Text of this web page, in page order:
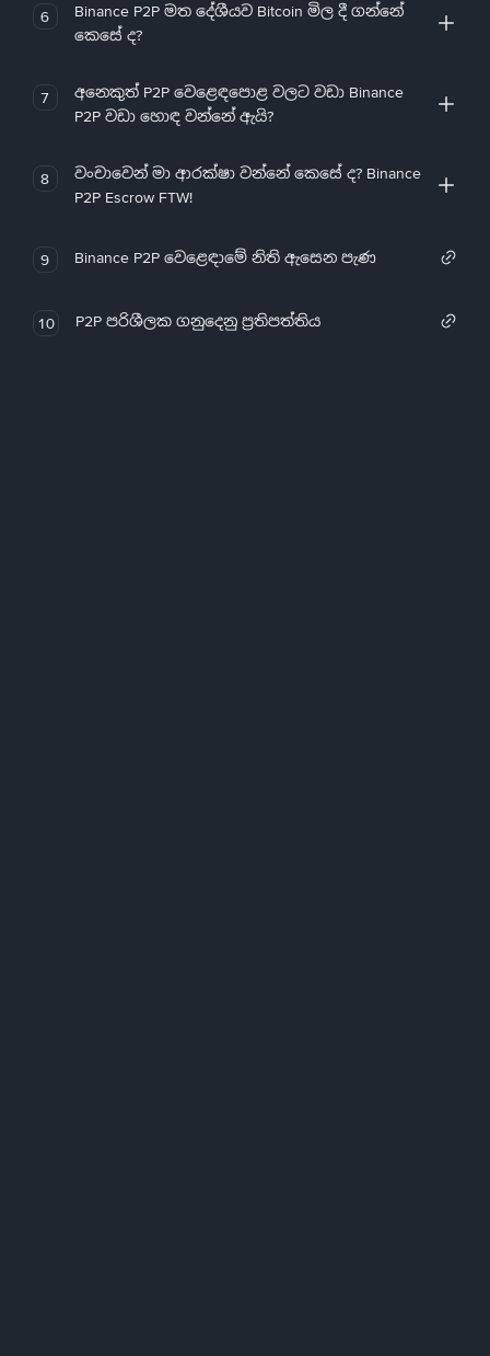
6
Binance P2P මත දේශීයව Bitcoin මිල දී ගන්නේ
කෙසේ ද?
7
අනෙකුත් P2P වෙළෙඳපොළ වලට වඩා Binance
P2P වඩා හොඳ වන්නේ ඇයි?
8
වංචාවෙන් මා ආරක්ෂා වන්නේ කෙසේ ද? Binance
P2P Escrow FTW!
9 Binance P2P වෙළෙඳාමේ නිති ඇසෙන පැණ
10 P2P පරිශීලක ගනුදෙනු ප්‍රතිපත්තිය